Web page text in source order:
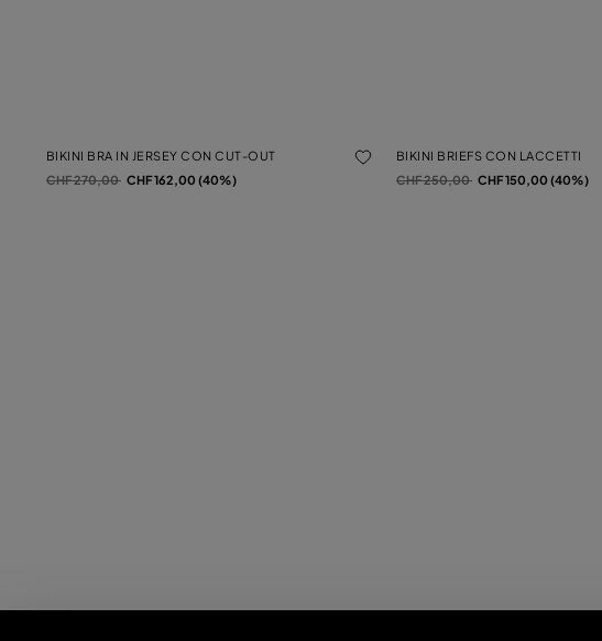
BIKINI BRA IN JERSEY CON CUT-OUT
Prezzo ridotto da
CHF 270,00a CHF 162,00 (40%)
BIKINI BRIEFS CON LACCETTI
Prezzo ridotto da
CHF 250,00a CHF 150,00 (40%)